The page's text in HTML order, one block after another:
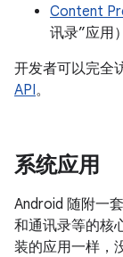
Content
讯录”应用
开发者可以完全
API。
系统应用
Android 随附一
和通讯录等的核
装的应用一样，